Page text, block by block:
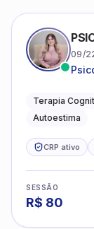
09/
o
Terapia
Autoestima
CRP ativo
SESSÃO
R$ 80